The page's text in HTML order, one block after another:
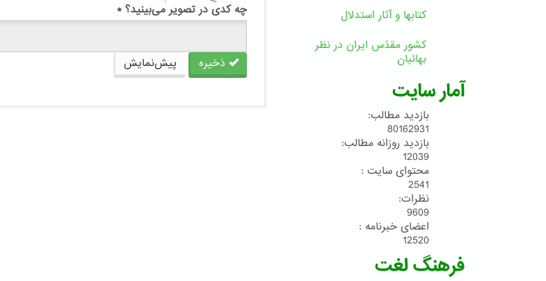
چه کدی در تصویر می‌بینید؟ *
ذخیره پیش‌نمایش
کتابها و آثار استدلال
کشور مقدّس ایران در نظر
بهائیان
آمار سایت
بازدید مطالب:
80162931
بازدید روزانه مطالب:
12039
محتوای سایت :
2541
نظرات:
9609
اعضای خبرنامه :
12520
فرهنگ لغت